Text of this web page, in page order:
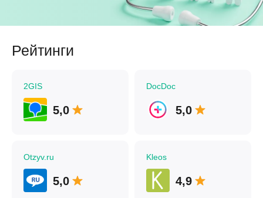
Рейтинги
2GIS
5,0
DocDoc
5,0
Otzyv.ru
5,0
Kleos
4,9